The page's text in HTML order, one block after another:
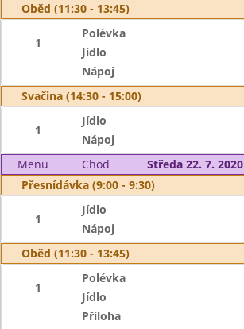
Oběd (11:30 - 13:45)
1
Polévka
Jídlo
Nápoj
Svačina (14:30 - 15:00)
1
Jídlo
Nápoj
Menu
Chod
Středa 22. 7. 2020
Přesnídávka (9:00 - 9:30)
1
Jídlo
Nápoj
Oběd (11:30 - 13:45)
1
Polévka
Jídlo
Příloha